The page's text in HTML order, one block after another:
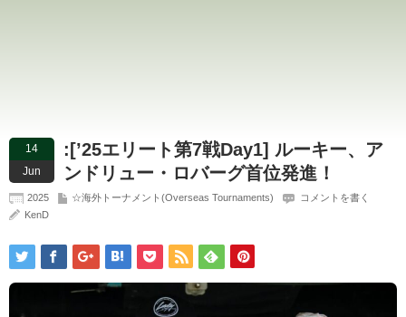
14
Jun
:[’25エリート第7戦Day1] ルーキー、ア
ンドリュー・ロバーグ首位発進！
2025 ☆海外トーナメント(Overseas Tournaments)
コメントを書く
KenD